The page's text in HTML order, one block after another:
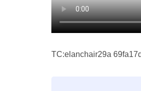
TC:elanchair29a